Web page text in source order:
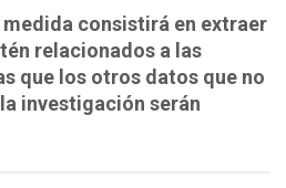
consistirá en extraer
relacionados a las
que los otros datos que no
investigación serán